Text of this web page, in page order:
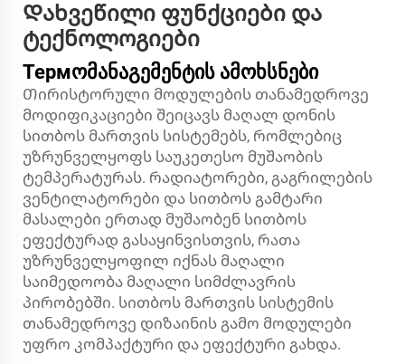
Დახვეწილი ფუნქციები და
ტექნოლოგიები
Термომანაგემენტის ამოხსნები
Თირისტორული მოდულების თანამედროვე
მოდიფიკაციები შეიცავს მაღალ დონის
სითბოს მართვის სისტემებს, რომლებიც
უზრუნველყოფს საუკეთესო მუშაობის
ტემპერატურას. რადიატორები, გაგრილების
ვენტილატორები და სითბოს გამტარი
მასალები ერთად მუშაობენ სითბოს
ეფექტურად გასაყინვისთვის, რათა
უზრუნველყოფილ იქნას მაღალი
საიმედოობა მაღალი სიმძლავრის
პირობებში. სითბოს მართვის სისტემის
თანამედროვე დიზაინის გამო მოდულები
უფრო კომპაქტური და ეფექტური გახდა.